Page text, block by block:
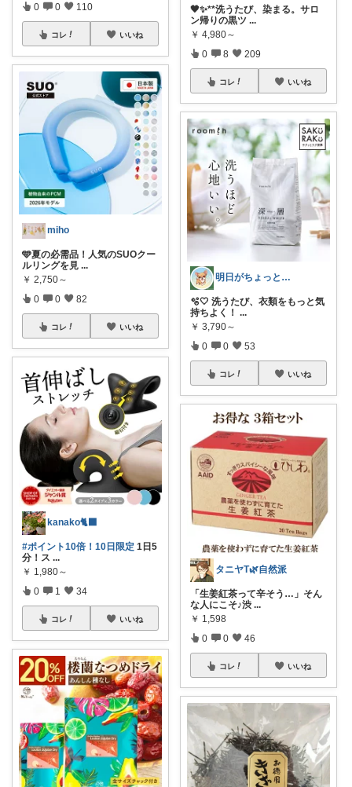
0 0 110
コレ いいね
miho
🩵夏の必需品！人気のSUOクー
ルリングを見 ...
￥ 2,750～
0 0 82
コレ いいね
kanako🐈‍⬛
#ポイント10倍！10日限定 1日5
分！ス ...
￥ 1,980～
0 1 34
コレ いいね
🖤✨**洗うたび、染まる。サロ
ン帰りの黒ツ ...
￥ 4,980～
0 8 209
コレ いいね
明日がちょっと好きになる
🫧🤍 洗うたび、衣類をもっと気
持ちよく！ ...
￥ 3,790～
0 0 53
コレ いいね
タニヤT🌿自然派
「生姜紅茶って辛そう…」そん
な人にこそ♪渋 ...
￥ 1,598
0 0 46
コレ いいね